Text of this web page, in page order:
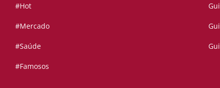
#Hot
#Mercado
#Saúde
#Famosos